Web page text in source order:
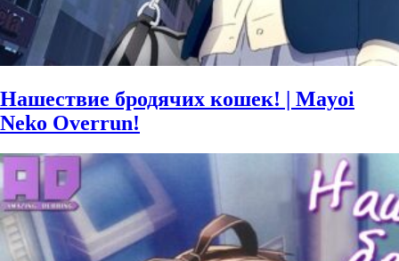
Нашествие бродячих кошек! | Mayoi
Neko Overrun!